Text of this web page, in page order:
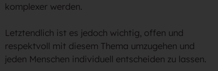
komplexer werden.
Letztendlich ist es jedoch wichtig, offen und
respektvoll mit diesem Thema umzugehen und
jeden Menschen individuell entscheiden zu lassen.